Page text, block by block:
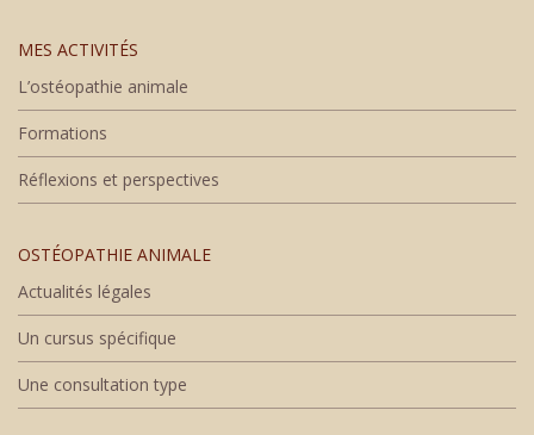
MES ACTIVITÉS
L’ostéopathie animale
Formations
Réflexions et perspectives
OSTÉOPATHIE ANIMALE
Actualités légales
Un cursus spécifique
Une consultation type